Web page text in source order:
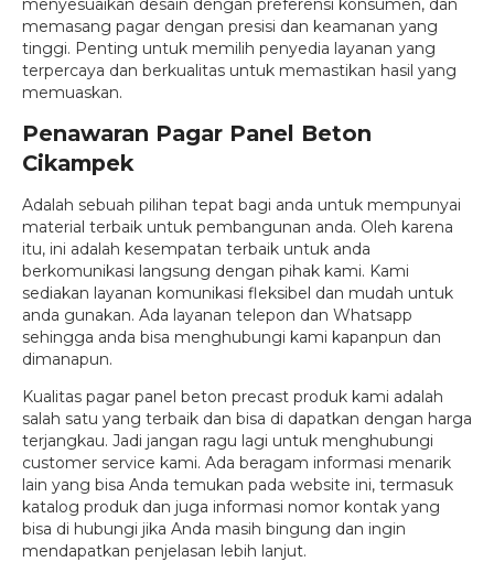
menyesuaikan desain dengan preferensi konsumen, dan
memasang pagar dengan presisi dan keamanan yang
tinggi. Penting untuk memilih penyedia layanan yang
terpercaya dan berkualitas untuk memastikan hasil yang
memuaskan.
Penawaran Pagar Panel Beton
Cikampek
Adalah sebuah pilihan tepat bagi anda untuk mempunyai
material terbaik untuk pembangunan anda. Oleh karena
itu, ini adalah kesempatan terbaik untuk anda
berkomunikasi langsung dengan pihak kami. Kami
sediakan layanan komunikasi fleksibel dan mudah untuk
anda gunakan. Ada layanan telepon dan Whatsapp
sehingga anda bisa menghubungi kami kapanpun dan
dimanapun.
Kualitas pagar panel beton precast produk kami adalah
salah satu yang terbaik dan bisa di dapatkan dengan harga
terjangkau. Jadi jangan ragu lagi untuk menghubungi
customer service kami. Ada beragam informasi menarik
lain yang bisa Anda temukan pada website ini, termasuk
katalog produk dan juga informasi nomor kontak yang
bisa di hubungi jika Anda masih bingung dan ingin
mendapatkan penjelasan lebih lanjut.